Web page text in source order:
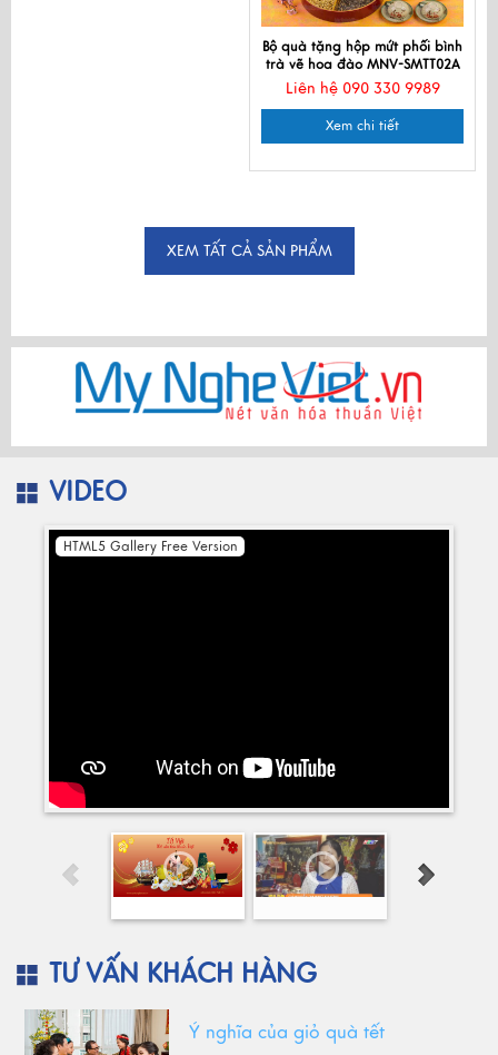
Bộ quà tặng hộp mứt phối bình
trà vẽ hoa đào MNV-SMTT02A
Liên hệ 090 330 9989
Xem chi tiết
XEM TẤT CẢ SẢN PHẨM
VIDEO
HTML5 Gallery Free Version
TƯ VẤN KHÁCH HÀNG
Ý nghĩa của giỏ quà tết